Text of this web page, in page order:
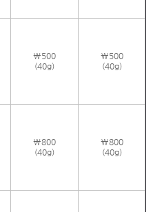
\500
(40g)
\500
(40g)
\800
(40g)
\800
(40g)